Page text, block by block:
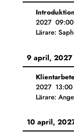
2027 09:00
Lärare:
9 april, 2027
2027 13:00
Lärare:
10 april,